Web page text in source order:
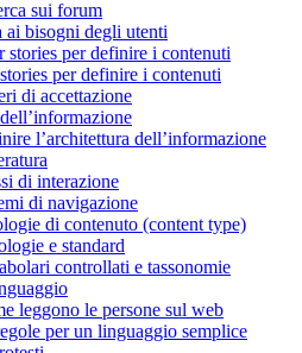
sui forum
ai bisogni degli utenti
stories per definire i contenuti
per definire i contenuti
di accettazione
l’architettura dell’informazione
di interazione
di navigazione
di contenuto (content type)
e standard
controllati e tassonomie
leggono le persone sul web
per un linguaggio semplice